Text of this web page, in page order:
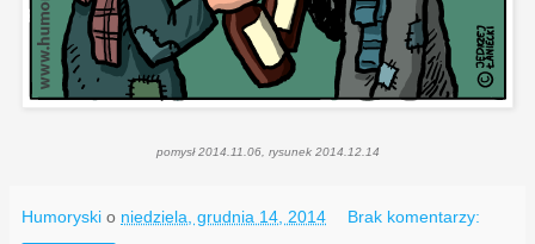
pomysł 2014.11.06, rysunek 2014.12.14
Humoryski o niedziela, grudnia 14, 2014 Brak komentarzy: